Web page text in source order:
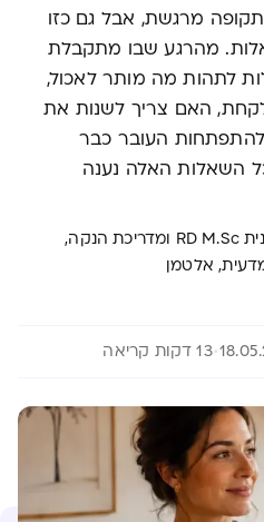
מרגשת, אבל גם כזו
מהרגע שבו מתקבלת
לתהות מה מותר לאכול,
לקחת, האם צריך לשנות את
העובר כבר
השאלות האלה נענה
דיאטנית קלינית RD M.Sc ומדריכת הנקה,
אלטמן
13 דקות קריאה